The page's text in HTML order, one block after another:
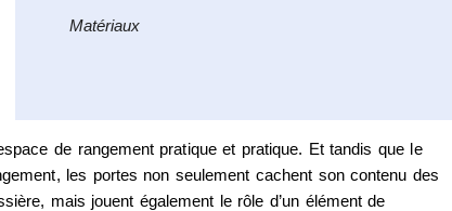
Matériaux
de rangement pratique et pratique. Et tandis que le
les portes non seulement cachent son contenu des
mais jouent également le rôle d’un élément de